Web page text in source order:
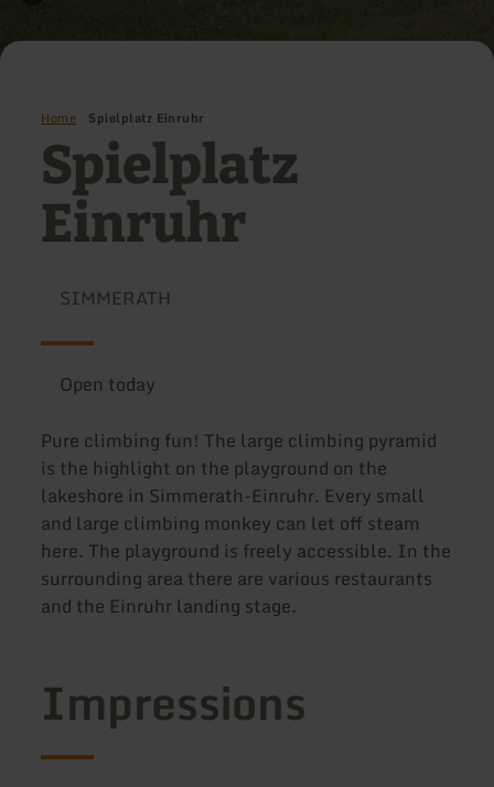
Home Spielplatz Einruhr
Spielplatz
Einruhr
SIMMERATH
Open today
Pure climbing fun! The large climbing pyramid
is the highlight on the playground on the
lakeshore in Simmerath-Einruhr. Every small
and large climbing monkey can let off steam
here. The playground is freely accessible. In the
surrounding area there are various restaurants
and the Einruhr landing stage.
Impressions